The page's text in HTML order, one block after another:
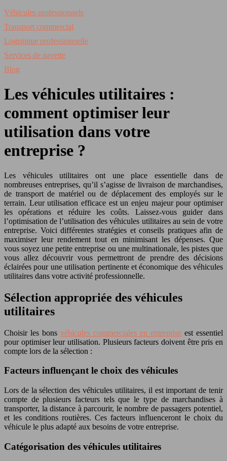
Véhicules professionnels
Transport commercial
Logistique professionnelle
Services de navette
Blog
Les véhicules utilitaires :
comment optimiser leur
utilisation dans votre
entreprise ?
Les véhicules utilitaires ont une place essentielle dans de
nombreuses entreprises, qu’il s’agisse de livraison de marchandises,
de transport de matériel ou de déplacement des employés sur le
terrain. Leur utilisation efficace est un enjeu majeur pour optimiser
les opérations et réduire les coûts. Laissez-vous guider dans
l’optimisation de l’utilisation des véhicules utilitaires au sein de votre
entreprise. Voici différentes stratégies et conseils pratiques afin de
maximiser leur rendement tout en minimisant les dépenses. Que
vous soyez une petite entreprise ou une multinationale, les pistes que
vous allez découvrir vous permettront de prendre des décisions
éclairées pour une utilisation pertinente et économique des véhicules
utilitaires dans votre activité professionnelle.
Sélection appropriée des véhicules
utilitaires
Choisir les bons véhicules commerciales en entreprise est essentiel
pour optimiser leur utilisation. Plusieurs facteurs doivent être pris en
compte lors de la sélection :
Facteurs influençant le choix des véhicules
Lors de la sélection des véhicules utilitaires, il est important de tenir
compte de plusieurs facteurs tels que le type de marchandises à
transporter, la distance à parcourir, le nombre de passagers potentiel,
et les conditions routières. Ces facteurs influenceront le choix du
véhicule le plus adapté aux besoins de votre entreprise.
Catégorisation des véhicules utilitaires